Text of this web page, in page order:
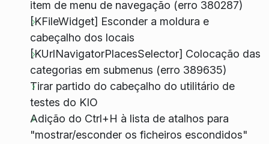
item de menu de navegação (erro 380287)
[KFileWidget] Esconder a moldura e
cabeçalho dos locais
[KUrlNavigatorPlacesSelector] Colocação das
categorias em submenus (erro 389635)
Tirar partido do cabeçalho do utilitário de
testes do KIO
Adição do Ctrl+H à lista de atalhos para
"mostrar/esconder os ficheiros escondidos"